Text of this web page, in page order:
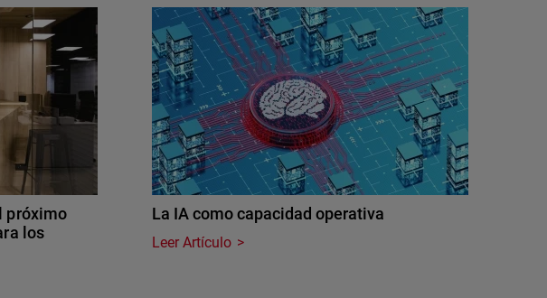
próximo
los
La IA como capacidad operativa
Leer Artículo